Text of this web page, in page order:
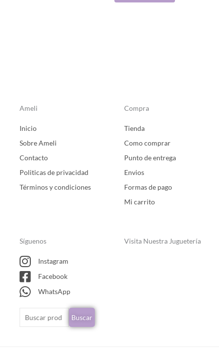
Ameli
Inicio
Sobre Ameli
Contacto
Politicas de privacidad
Términos y condiciones
Compra
Tienda
Como comprar
Punto de entrega
Envios
Formas de pago
Mi carrito
Síguenos
Instagram
Facebook
WhatsApp
Buscar
por:
Buscar
Visita Nuestra Juguetería